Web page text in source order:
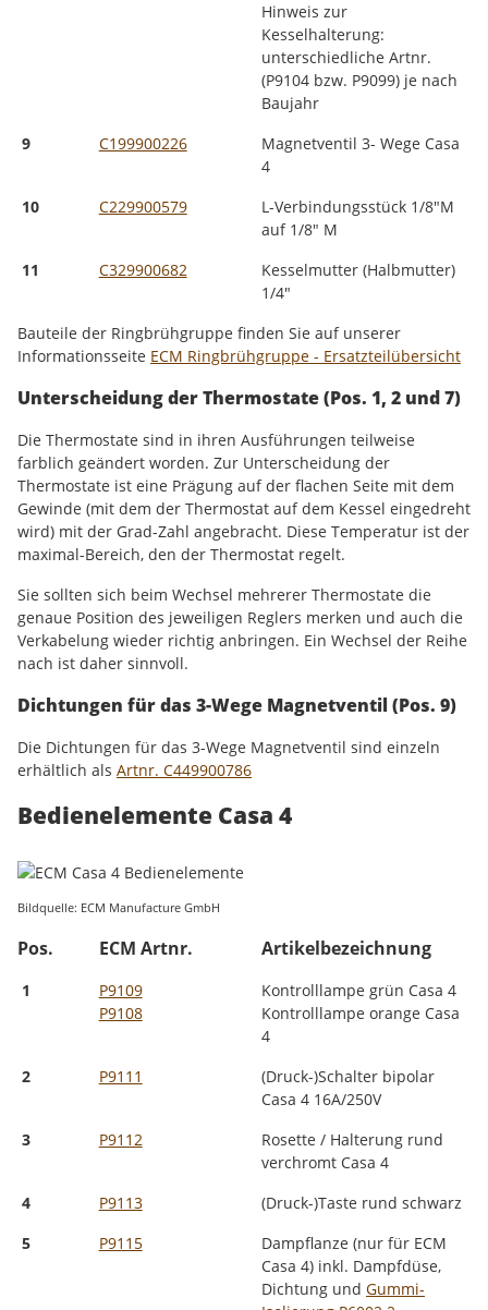
Hinweis zur
Kesselhalterung:
unterschiedliche Artnr.
(P9104 bzw. P9099) je nach
Baujahr
9
C199900226
Magnetventil 3- Wege Casa
4
10
C229900579
L-Verbindungsstück 1/8"M
auf 1/8" M
11
C329900682
Kesselmutter (Halbmutter)
1/4"
Bauteile der Ringbrühgruppe finden Sie auf unserer
Informationsseite ECM Ringbrühgruppe - Ersatzteilübersicht
Unterscheidung der Thermostate (Pos. 1, 2 und 7)
Die Thermostate sind in ihren Ausführungen teilweise
farblich geändert worden. Zur Unterscheidung der
Thermostate ist eine Prägung auf der flachen Seite mit dem
Gewinde (mit dem der Thermostat auf dem Kessel eingedreht
wird) mit der Grad-Zahl angebracht. Diese Temperatur ist der
maximal-Bereich, den der Thermostat regelt.
Sie sollten sich beim Wechsel mehrerer Thermostate die
genaue Position des jeweiligen Reglers merken und auch die
Verkabelung wieder richtig anbringen. Ein Wechsel der Reihe
nach ist daher sinnvoll.
Dichtungen für das 3-Wege Magnetventil (Pos. 9)
Die Dichtungen für das 3-Wege Magnetventil sind einzeln
erhältlich als Artnr. C449900786
Bedienelemente Casa 4
Bildquelle: ECM Manufacture GmbH
Pos. ECM Artnr. Artikelbezeichnung
1
P9109
P9108
Kontrolllampe grün Casa 4
Kontrolllampe orange Casa
4
2
P9111
(Druck-)Schalter bipolar
Casa 4 16A/250V
3
P9112
Rosette / Halterung rund
verchromt Casa 4
4
P9113
(Druck-)Taste rund schwarz
5
P9115
Dampflanze (nur für ECM
Casa 4) inkl. Dampfdüse,
Dichtung und Gummi-